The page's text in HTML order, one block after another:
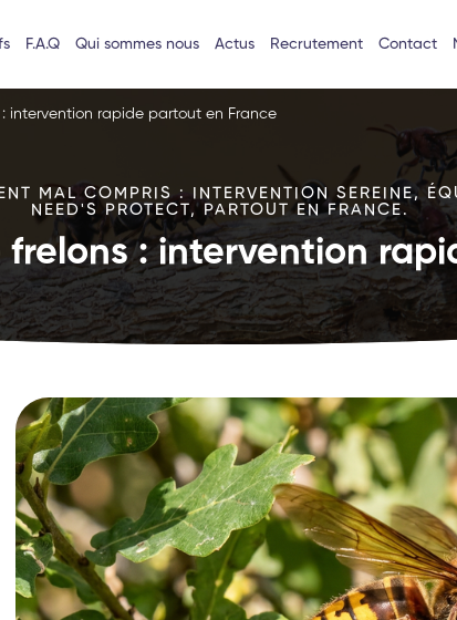
F.A.Q Qui sommes nous Actus Recrutement Contact
intervention rapide partout en France
MAL COMPRIS : INTERVENTION SEREINE,
NEED'S PROTECT, PARTOUT EN FRANCE.
: intervention